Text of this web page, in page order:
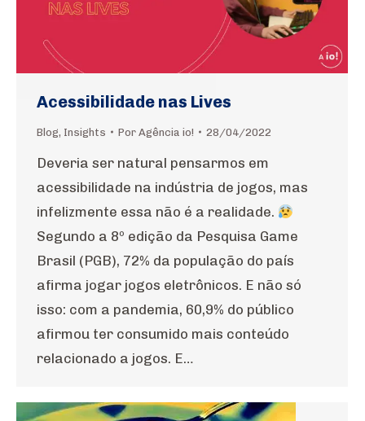
Acessibilidade nas Lives
Blog, Insights Por Agência io! 28/04/2022
Deveria ser natural pensarmos em
acessibilidade na indústria de jogos, mas
infelizmente essa não é a realidade.
Segundo a 8º edição da Pesquisa Game
Brasil (PGB), 72% da população do país
afirma jogar jogos eletrônicos. E não só
isso: com a pandemia, 60,9% do público
afirmou ter consumido mais conteúdo
relacionado a jogos. E…